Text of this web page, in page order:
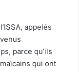
appelés
parce qu’ils
qui ont